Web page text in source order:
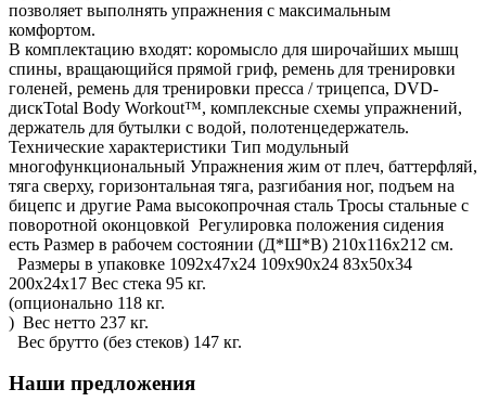
позволяет выполнять упражнения с максимальным
комфортом.
В комплектацию входят: коромысло для широчайших мышц
спины, вращающийся прямой гриф, ремень для тренировки
голеней, ремень для тренировки пресса / трицепса, DVD-
дискTotal Body Workout™, комплексные схемы упражнений,
держатель для бутылки с водой, полотенцедержатель.
Технические характеристики Тип модульный
многофункциональный Упражнения жим от плеч, баттерфляй,
тяга сверху, горизонтальная тяга, разгибания ног, подъем на
бицепс и другие Рама высокопрочная сталь Тросы стальные с
поворотной оконцовкой Регулировка положения сидения
есть Размер в рабочем состоянии (Д*Ш*В) 210х116х212 см.
Размеры в упаковке 1092х47х24 109х90х24 83х50х34
200х24х17 Вес стека 95 кг.
(опционально 118 кг.
) Вес нетто 237 кг.
Вес брутто (без стеков) 147 кг.
Наши предложения